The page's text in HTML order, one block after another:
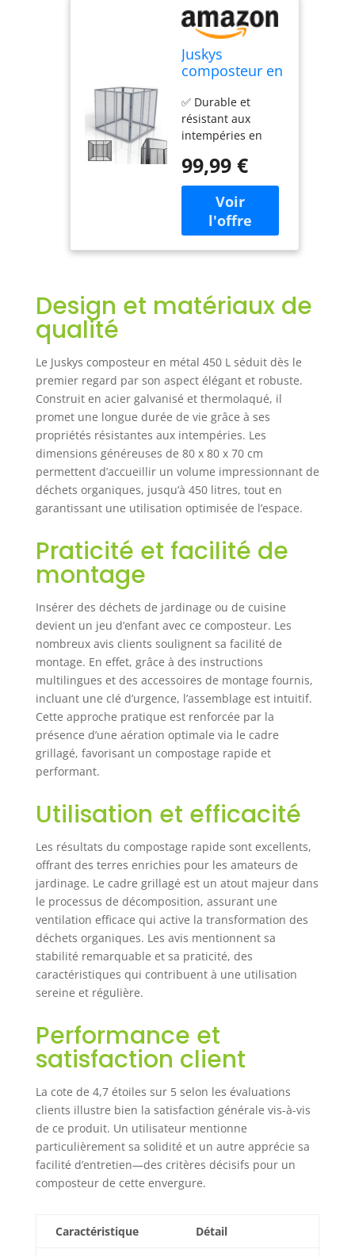
Juskys
composteur en
Acier galvanisé
et
thermolaqué,
résistant aux
intempéries,
aération par
Cadre grillagé,
compostage
Rapide –
argenté
✅ Durable et
résistant aux
intempéries en
galvanisé et
thermolaqué
résiste au vent, à
la pluie et à la
rouille – parfait
pour jardiner
Montage rapide,
prêt à l’emploi : Le
astucieux avec
éléments
préassemblés
facilite le montage
– pour plus de
temps au paradis
vert ✅ Aération
optimale pour un
compost rapide :
La structure
favorise la
décomposition
naturelle et rapide
des déchets de
jardin ✅ Stable et
fiable par tous les
temps : Que ce soit
au printemps, en
été ou en automne
– ce composteur
reste solide et vous
Deux tailles pour
tous les jardins :
litres, il offre assez
d’espace pour vos
déchets
organiques – idéal
pour petits jardins
ou grands projets
de compost
99,99 €
Design et matériaux de
qualité
Le Juskys composteur en métal 450 L séduit dès le
premier regard par son aspect élégant et robuste.
Construit en acier galvanisé et thermolaqué, il
promet une longue durée de vie grâce à ses
propriétés résistantes aux intempéries. Les
dimensions généreuses de 80 x 80 x 70 cm
permettent d’accueillir un volume impressionnant de
déchets organiques, jusqu’à 450 litres, tout en
garantissant une utilisation optimisée de l’espace.
Praticité et facilité de
montage
Insérer des déchets de jardinage ou de cuisine
devient un jeu d’enfant avec ce composteur. Les
nombreux avis clients soulignent sa facilité de
montage. En effet, grâce à des instructions
multilingues et des accessoires de montage fournis,
incluant une clé d’urgence, l’assemblage est intuitif.
Cette approche pratique est renforcée par la
présence d’une aération optimale via le cadre
grillagé, favorisant un compostage rapide et
performant.
Utilisation et efficacité
Les résultats du compostage rapide sont excellents,
offrant des terres enrichies pour les amateurs de
jardinage. Le cadre grillagé est un atout majeur dans
le processus de décomposition, assurant une
ventilation efficace qui active la transformation des
déchets organiques. Les avis mentionnent sa
stabilité remarquable et sa praticité, des
caractéristiques qui contribuent à une utilisation
sereine et régulière.
Performance et
satisfaction client
La cote de 4,7 étoiles sur 5 selon les évaluations
clients illustre bien la satisfaction générale vis-à-vis
de ce produit. Un utilisateur mentionne
particulièrement sa solidité et un autre apprécie sa
facilité d’entretien—des critères décisifs pour un
composteur de cette envergure.
Caractéristique Détail